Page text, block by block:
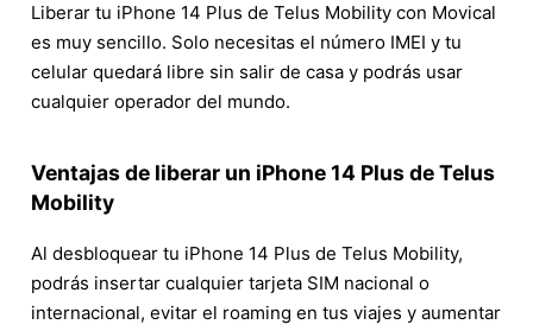
Liberar tu iPhone 14 Plus de Telus Mobility con Movical
es muy sencillo. Solo necesitas el número IMEI y tu
celular quedará libre sin salir de casa y podrás usar
cualquier operador del mundo.
Ventajas de liberar un iPhone 14 Plus de Telus
Mobility
Al desbloquear tu iPhone 14 Plus de Telus Mobility,
podrás insertar cualquier tarjeta SIM nacional o
internacional, evitar el roaming en tus viajes y aumentar